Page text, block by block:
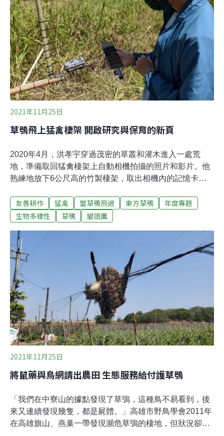
因此，每當他接到飛行管制室人員通知，發現有草鴞中網
時，總是立即趕赴現場，以求掌握最佳的黃金救援時間。
「我曾經一天三趟，趕往屏東機場搶救草鴞。」家住台南
的曾翌碩說，那天他才剛剛進門，連椅子都還沒來得及坐
熱，就接到救援電話，又得馬上趕著出門了，因為他認為
2021年11月25日
草鴞飛上猛禽棲架 開啟研究與保育的新頁
2020年4月，洪孝宇穿過茂密的草叢和灌木進入一處荒
地，準備取回猛禽棲架上自動相機拍攝的照片和影片。他
熟練地放下6公尺高的竹製棲架，取出相機內的記憶卡，
了！」在快速瀏覽手機裡的影像時，草鴞的蘋果臉出現在
螢幕上。洪孝宇事後回想，那一刻真的很興奮。棲架請猛
態研究室研究員，2017年他開始使用棲架結合自動相機，
進行田間猛禽的研究，結果成功吸引了黑翅鳶來幫農民抓
老鼠，藉此推廣不用鼠藥、減少猛禽二次毒害的友善農業
作法。此後，田間棲架蔚為風潮，許多同樣採用友善耕作
的農民紛紛前來，希望自己的田裡也能立起棲架，歡迎猛
禽到訪。棲架不只是讓猛禽停棲，幫助農民除鼠害，透過
自動相機的拍攝紀錄，也能了解有哪些鳥類出現在田區，
以及友善耕作實際反映出的農地生物多樣性成果。近五年
來，洪孝宇已協助在不同的土地型態架設近百支棲
友善耕作 猛禽 當草鴞飛過 東方草鴞
年度專題
生物多樣性
草鴞 貓頭鷹
2021年11月25日
將鼠藥與鳥網請出農田 生態服務給付護草鴞
「我們在中寮山的據點發現了草鴞，這種鳥不易看到，後
來又連續發現幾隻，都是屍體。」高雄市野鳥學會2011年
在高雄旗山、燕巢一帶發現瀕危草鴞的棲地，但狀況卻不